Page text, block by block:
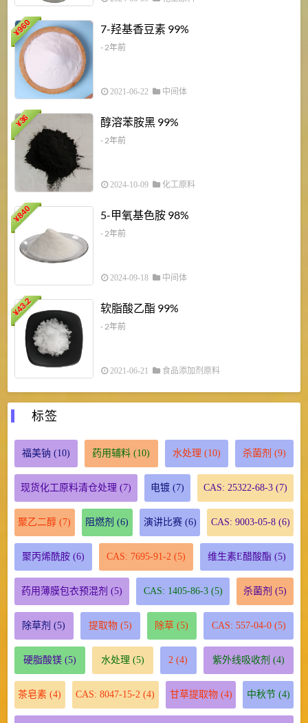
¥
960 7-羟基香豆素 99%
- 2年前
2021-06-22 中间体
¥
36 醇溶苯胺黑 99%
- 2年前
2024-10-09 化工原料
¥
840 5-甲氧基色胺 98%
- 2年前
2024-09-18 中间体
¥
43.2 软脂酸乙酯 99%
- 2年前
2021-06-21 食品添加剂原料
标签
福美钠 (10) 药用辅料 (10) 水处理 (10) 杀菌剂 (9)
现货化工原料清仓处理 (7) 电镀 (7) CAS: 25322-68-3 (7)
聚乙二醇 (7) 阻燃剂 (6) 演讲比赛(6) CAS: 9003-05-8(6)
聚丙烯酰胺(6) CAS: 7695-91-2 (5) 维生素E醋酸酯 (5)
药用薄膜包衣预混剂 (5) CAS: 1405-86-3(5) 杀菌剂 (5)
除草剂 (5) 提取物(5) 除草 (5) CAS: 557-04-0(5)
硬脂酸镁(5) 水处理 (5) 2 (4) 紫外线吸收剂 (4)
茶皂素 (4) CAS: 8047-15-2 (4) 甘草提取物(4) 中秋节(4)